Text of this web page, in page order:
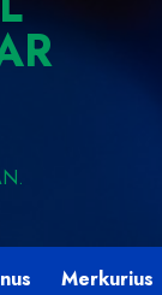
Merkurius